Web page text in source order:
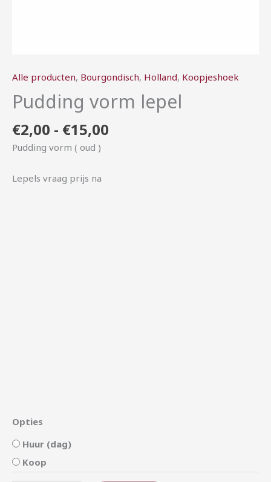
Alle producten, Bourgondisch, Holland, Koopjeshoek
Pudding vorm lepel
€2,00 - €15,00
Pudding vorm ( oud )
Lepels vraag prijs na
Opties
Huur (dag)
Koop